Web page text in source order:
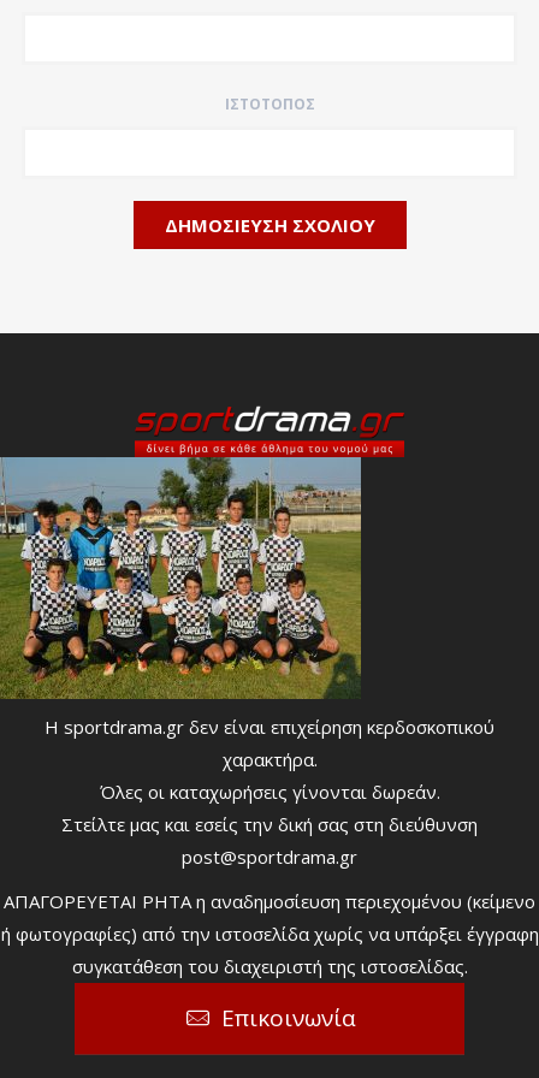
ΙΣΤΌΤΟΠΟΣ
Η sportdrama.gr δεν είναι επιχείρηση κερδοσκοπικού
χαρακτήρα.
Όλες οι καταχωρήσεις γίνονται δωρεάν.
Στείλτε μας και εσείς την δική σας στη διεύθυνση
post@sportdrama.gr
ΑΠΑΓΟΡΕΥΕΤΑΙ ΡΗΤΑ η αναδημοσίευση περιεχομένου (κείμενο
ή φωτογραφίες) από την ιστοσελίδα χωρίς να υπάρξει έγγραφη
συγκατάθεση του διαχειριστή της ιστοσελίδας.
Επικοινωνία